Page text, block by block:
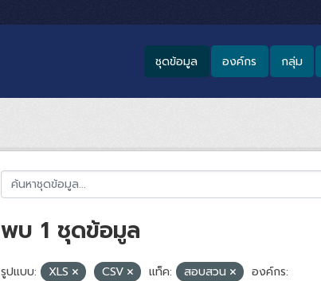
ชุดข้อมูล องค์กร กลุ่ม
พบ 1 ชุดข้อมูล
รูปแบบ: XLS CSV แท็ค: สอบสวน
องค์กร: